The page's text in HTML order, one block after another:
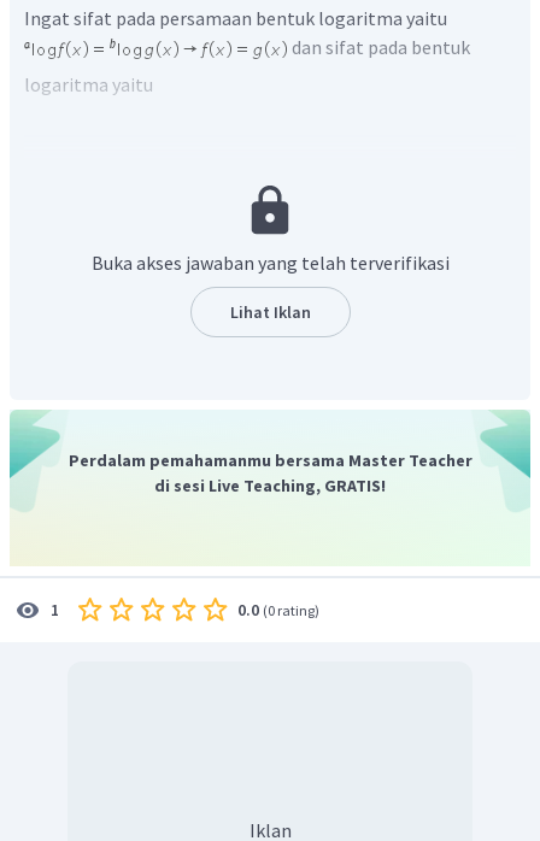
Ingat sifat pada persamaan bentuk logaritma yaitu
dan sifat pada bentuk
logaritma yaitu
serta syarat numerus pada logaritma
Sehingga
Karena numerus pada bentuk logaritma harus positif maka
Buka akses jawaban yang telah terverifikasi
Lihat Iklan
Perdalam pemahamanmu bersama Master Teacher
di sesi Live Teaching, GRATIS!
1 0.0 (0 rating)
Iklan